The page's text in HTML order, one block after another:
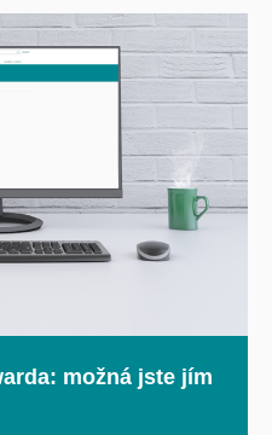
možná jste jím